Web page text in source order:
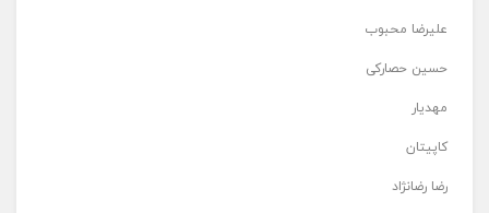
علیرضا محبوب
حسین حصارکی
مهدیار
کاپیتان
رضا رضانژاد